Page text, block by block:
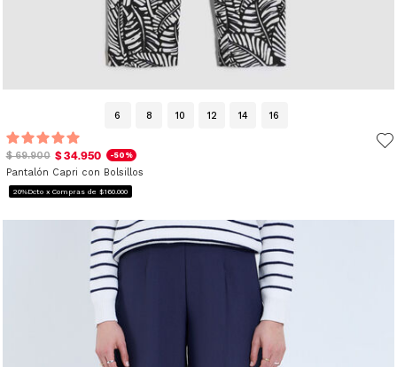
6 8 10 12 14 16
$ 69.900 $ 34.950 -50%
Pantalón Capri con Bolsillos
20%Dcto x Compras de $160.000